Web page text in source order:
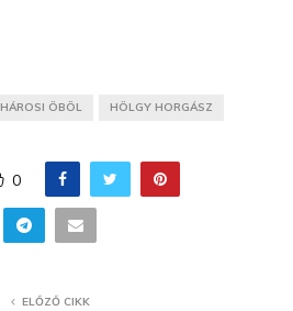
HÁROSI ÖBÖL HÖLGY HORGÁSZ
0
ELŐZŐ CIKK